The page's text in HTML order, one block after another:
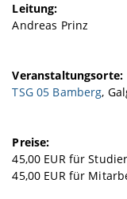
Leitung:
Andreas Prinz
Veranstaltungsorte:
TSG 05 Bamberg,
Preise:
45,00 EUR für
45,00 EUR für